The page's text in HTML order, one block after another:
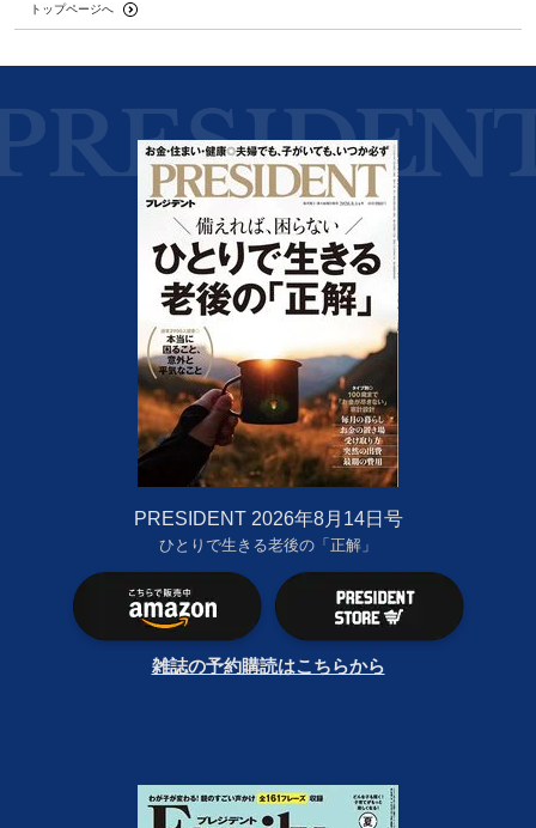
トップページへ
PRESIDENT 2026年8月14日号
ひとりで生きる老後の「正解」
雑誌の予約購読はこちらから